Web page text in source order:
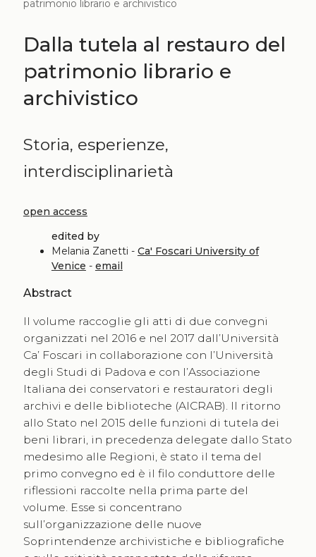
patrimonio librario e archivistico
Dalla tutela al restauro del
patrimonio librario e
archivistico
Storia, esperienze,
interdisciplinarietà
open access
edited by
Melania Zanetti - Ca' Foscari University of
Venice - email
Abstract
Il volume raccoglie gli atti di due convegni
organizzati nel 2016 e nel 2017 dall’Università
Ca’ Foscari in collaborazione con l’Università
degli Studi di Padova e con l’Associazione
Italiana dei conservatori e restauratori degli
archivi e delle biblioteche (AICRAB). Il ritorno
allo Stato nel 2015 delle funzioni di tutela dei
beni librari, in precedenza delegate dallo Stato
medesimo alle Regioni, è stato il tema del
primo convegno ed è il filo conduttore delle
riflessioni raccolte nella prima parte del
volume. Esse si concentrano
sull’organizzazione delle nuove
Soprintendenze archivistiche e bibliografiche